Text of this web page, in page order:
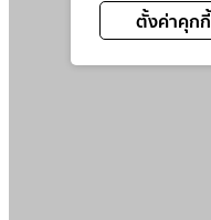
ตั้งค่าคุกกี้